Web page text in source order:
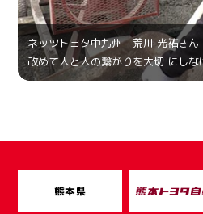
ネッツトヨタ中九州 荒川 光祐さん
改めて人と人の繋がりを大切 にしな